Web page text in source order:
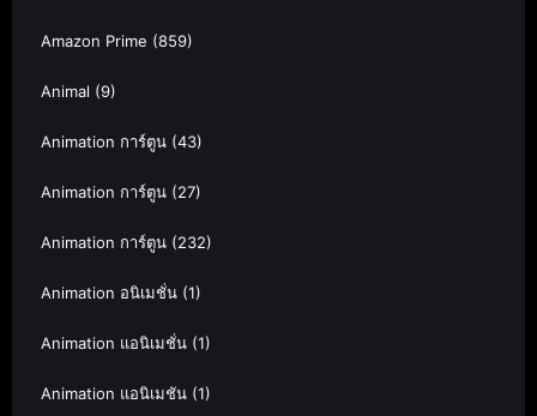
Amazon Prime (859)
Animal (9)
Animation การ์ตูน (43)
Animation การ์ตูน (27)
Animation การ์ตูน (232)
Animation อนิเมชั่น (1)
Animation แอนิเมชั่น (1)
Animation แอนิเมชัน (1)